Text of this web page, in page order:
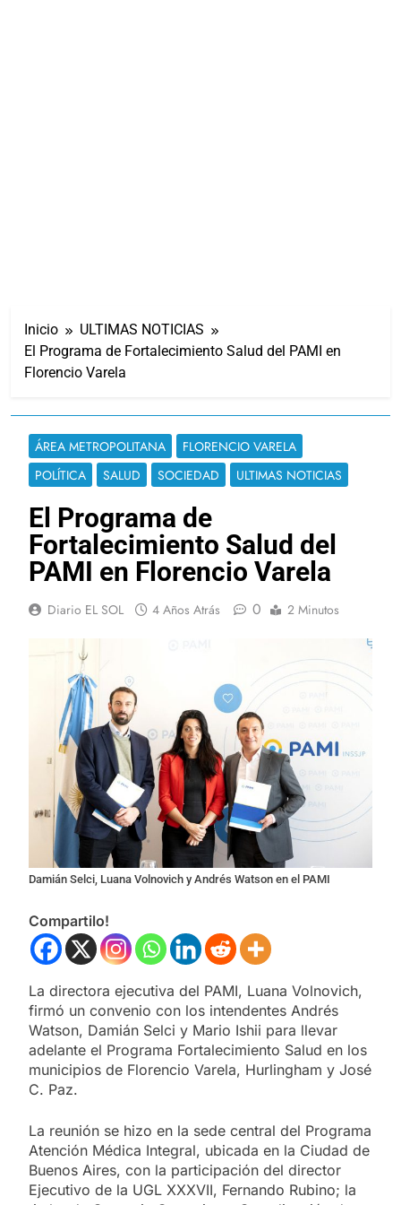
Inicio
ULTIMAS NOTICIAS
El Programa de Fortalecimiento Salud del PAMI en
Florencio Varela
ÁREA METROPOLITANA
FLORENCIO VARELA
POLÍTICA
SALUD SOCIEDAD ULTIMAS NOTICIAS
El Programa de
Fortalecimiento Salud del
PAMI en Florencio Varela
Diario EL SOL 4 Años Atrás 0 2 Minutos
Damián Selci, Luana Volnovich y Andrés Watson en el PAMI
Compartilo!
La directora ejecutiva del PAMI, Luana Volnovich,
firmó un convenio con los intendentes Andrés
Watson, Damián Selci y Mario Ishii para llevar
adelante el Programa Fortalecimiento Salud en los
municipios de Florencio Varela, Hurlingham y José
C. Paz.
La reunión se hizo en la sede central del Programa
Atención Médica Integral, ubicada en la Ciudad de
Buenos Aires, con la participación del director
Ejecutivo de la UGL XXXVII, Fernando Rubino; la